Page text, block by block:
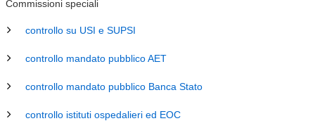
Commissioni speciali
controllo su USI e SUPSI
controllo mandato pubblico AET
controllo mandato pubblico Banca Stato
controllo istituti ospedalieri ed EOC